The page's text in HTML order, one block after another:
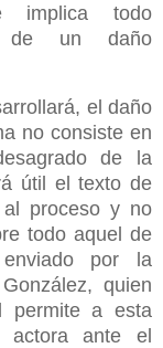
implica todo
de un daño
el daño
no consiste en
de la
útil el texto de
al proceso y no
todo aquel de
por la
quien
permite a esta
actora ante el